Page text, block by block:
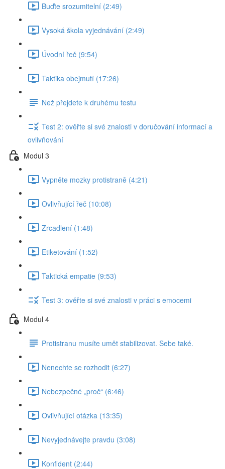
Buďte srozumitelní (2:49)
Vysoká škola vyjednávání (2:49)
Úvodní řeč (9:54)
Taktika obejmutí (17:26)
Než přejdete k druhému testu
Test 2: ověřte si své znalosti v doručování informací a
ovlivňování
Modul 3
Vypněte mozky protistraně (4:21)
Ovlivňující řeč (10:08)
Zrcadlení (1:48)
Etiketování (1:52)
Taktická empatie (9:53)
Test 3: ověřte si své znalosti v práci s emocemi
Modul 4
Protistranu musíte umět stabilizovat. Sebe také.
Nenechte se rozhodit (6:27)
Nebezpečné „proč“ (6:46)
Ovlivňující otázka (13:35)
Nevyjednávejte pravdu (3:08)
Konfident (2:44)